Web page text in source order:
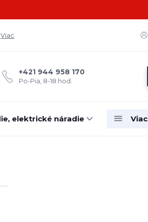
Viac
+421 944 958 170
Po-Pia, 8-18 hod.
elektrické náradie Viac